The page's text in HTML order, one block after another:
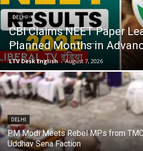
DELHI
CBI Claims NEET Paper
Planned Months in
LTV Desk English - August 7, 2026
DELHI
PM Modi Meets Rebel MPs from
Uddhav Sena Faction